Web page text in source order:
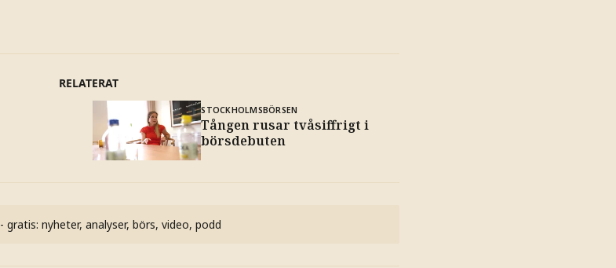
RELATERAT
STOCKHOLMSBÖRSEN
Tången rusar tvåsiffrigt i
börsdebuten
- gratis: nyheter, analyser, börs, video, podd